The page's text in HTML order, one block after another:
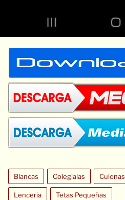
Blancas Colegialas Culonas
Lenceria Tetas Pequeñas